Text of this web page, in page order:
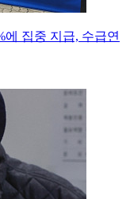
에 집중 지급, 수급연